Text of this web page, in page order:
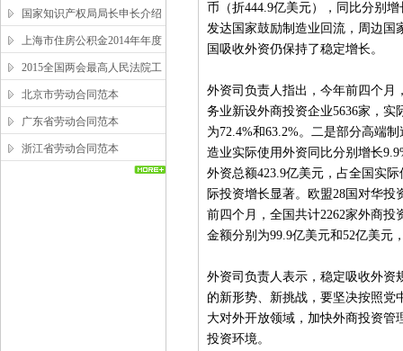
币（折444.9亿美元），同比分别
发达国家鼓励制造业回流，周边国
国吸收外资仍保持了稳定增长。
外资司负责人指出，今年前四个月
务业新设外商投资企业5636家，实
为72.4%和63.2%。二是部分高端
造业实际使用外资同比分别增长
外资总额423.9亿美元，占全国实
际投资增长显著。欧盟28国对华
前四个月，全国共计2262家外商投
金额分别为99.9亿美元和52亿美元
外资司负责人表示，稳定吸收外资
的新形势、新挑战，要坚决按照党
大对外开放领域，加快外商投资管
投资环境。
月吸收外资情况
国家知识产权局局长申长介绍
2014年中国知识产权发展状况
上海市住房公积金2014年年度
报告
2015全国两会最高人民法院工
作报告全文
北京市劳动合同范本
广东省劳动合同范本
浙江省劳动合同范本